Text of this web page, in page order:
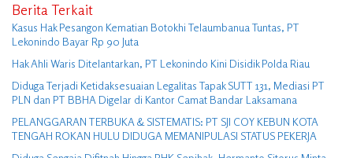
Berita Terkait
Kasus Hak Pesangon Kematian Botokhi Telaumbanua Tuntas, PT
Lekonindo Bayar Rp 90 Juta
Hak Ahli Waris Ditelantarkan, PT Lekonindo Kini Disidik Polda Riau
Diduga Terjadi Ketidaksesuaian Legalitas Tapak SUTT 131, Mediasi PT
PLN dan PT BBHA Digelar di Kantor Camat Bandar Laksamana
PELANGGARAN TERBUKA & SISTEMATIS: PT SJI COY KEBUN KOTA
TENGAH ROKAN HULU DIDUGA MEMANIPULASI STATUS PEKERJA